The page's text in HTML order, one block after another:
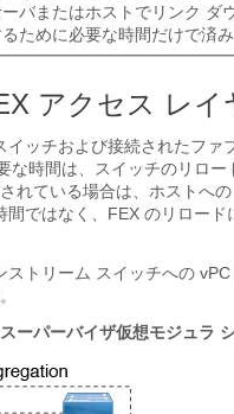
バまたはホストでリンク ダ
ために必要な時間だけで済み
アクセス レ
イッチおよび接続されたフ
な時間は、スイッチのリロ
れている場合は、ホストへ
ではなく、FEX のリロー
ストリーム スイッチへの
ーパーバイザ仮想モジュラ